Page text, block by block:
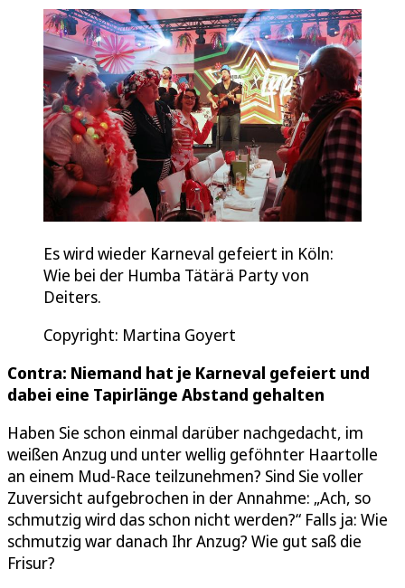
Es wird wieder Karneval gefeiert in Köln:
Wie bei der Humba Tätärä Party von
Deiters.
Copyright: Martina Goyert
Contra: Niemand hat je Karneval gefeiert und
dabei eine Tapirlänge Abstand gehalten
Haben Sie schon einmal darüber nachgedacht, im
weißen Anzug und unter wellig geföhnter Haartolle
an einem Mud-Race teilzunehmen? Sind Sie voller
Zuversicht aufgebrochen in der Annahme: „Ach, so
schmutzig wird das schon nicht werden?“ Falls ja: Wie
schmutzig war danach Ihr Anzug? Wie gut saß die
Frisur?